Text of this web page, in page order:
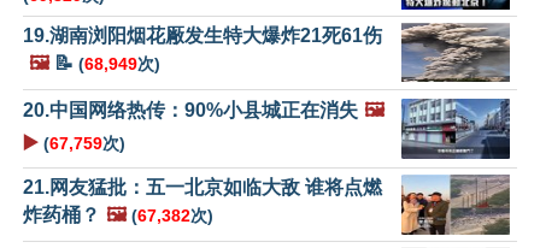
19.湖南浏阳烟花厰发生特大爆炸21死61伤
🖼️📝 (68,949次)
20.中国网络热传：90%小县城正在消失 🖼️
▶️ (67,759次)
21.网友猛批：五一北京如临大敌 谁将点燃
炸药桶？ 🖼️ (67,382次)